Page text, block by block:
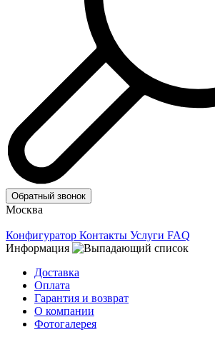
Обратный звонок
Москва
Конфигуратор Контакты Услуги FAQ
Информация
Доставка
Оплата
Гарантия и возврат
О компании
Фотогалерея